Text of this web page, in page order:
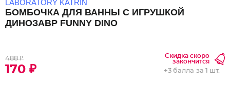
LABORATORY KATRIN
БОМБОЧКА ДЛЯ ВАННЫ С ИГРУШКОЙ
ДИНОЗАВР FUNNY DINO
488 ₽
170 ₽
Скидка скоро
закончится
+3 балла за 1 шт.